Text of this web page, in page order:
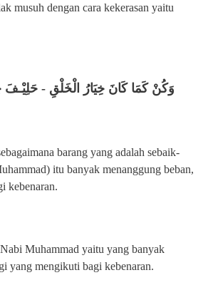
musuh dengan cara kekerasan yaitu
وَكُنْ كَمَا كَانَ خِيَارُ الْخَلْقِ - حَلِيْـفَ
barang yang adalah sebaik-
itu banyak menanggung beban,
kebenaran.
Muhammad yaitu yang banyak
yang mengikuti bagi kebenaran.